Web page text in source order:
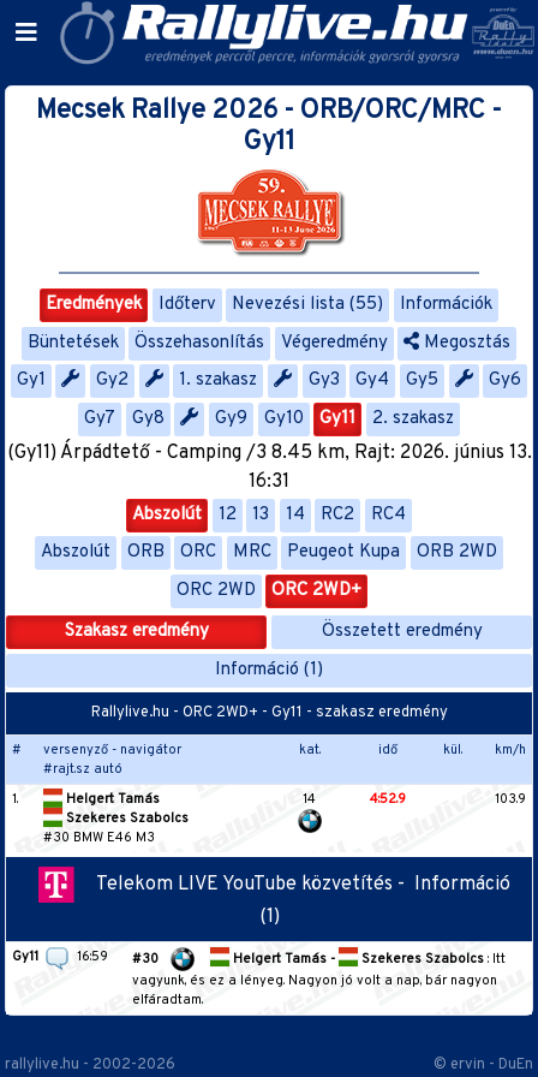
Mecsek Rallye 2026 - ORB/ORC/MRC -
Gy11
Eredmények Időterv Nevezési lista (55)
Információk
Büntetések
Összehasonlítás Végeredmény
Megosztás
Gy1
Gy2 1. szakasz Gy3 Gy4 Gy5
Gy6
Gy7
Gy8 Gy9 Gy10 Gy11 2. szakasz
(Gy11) Árpádtető - Camping /3 8.45 km, Rajt: 2026. június 13.
16:31
Abszolút 12 13 14 RC2
RC4
Abszolút
ORB ORC MRC Peugeot Kupa
ORB 2WD
ORC 2WD
ORC 2WD+
Szakasz eredmény
Összetett eredmény
Információ (1)
Rallylive.hu - ORC 2WD+ - Gy11 - szakasz eredmény
#
versenyző - navigátor
#rajt.sz autó
kat. idő kül. km/h
1.
Helgert Tamás
Szekeres Szabolcs
#30 BMW E46 M3
14 4:52.9 103.9
Telekom LIVE YouTube közvetítés - Információ
(1)
Gy11 16:59 #30 Helgert Tamás - Szekeres Szabolcs: Itt
vagyunk, és ez a lényeg. Nagyon jó volt a nap, bár nagyon
elfáradtam.
rallylive.hu - 2002-2026 © ervin - DuEn